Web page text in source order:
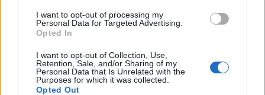
I want to opt-out of processing my
Personal Data for Targeted Advertising.
Opted In
I want to opt-out of Collection, Use,
Retention, Sale, and/or Sharing of my
Personal Data that Is Unrelated with the
Purposes for which it was collected.
Opted Out
BEST OFINTERNET